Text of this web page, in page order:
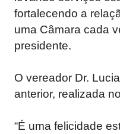
fortalecendo a
uma Câmara cada
presidente.
O vereador Dr.
anterior, realizada
“É uma felicidade